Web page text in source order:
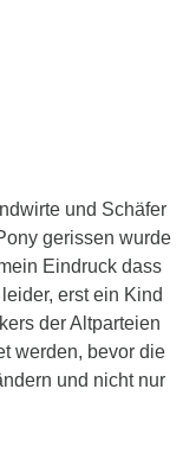
und Schäfer
gerissen wurde
Eindruck dass
erst ein Kind
der Altparteien
werden, bevor die
und nicht nur